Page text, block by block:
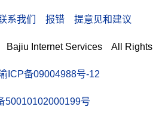
系我们 报错 提意见和建议
Bajiu Internet Services All Rights
ICP备09004988号-12
50010102000199号